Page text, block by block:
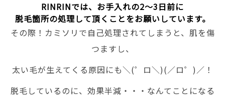
RINRINでは、お手入れの2～3日前に
脱毛箇所の処理して頂くことをお願いしています。
その際！カミソリで自己処理されてしまうと、肌を傷
つますし、
太い毛が生えてくる原因にも＼(゜ロ＼)(／ロ゜)／！
脱毛しているのに、効果半減・・・なんてことになる